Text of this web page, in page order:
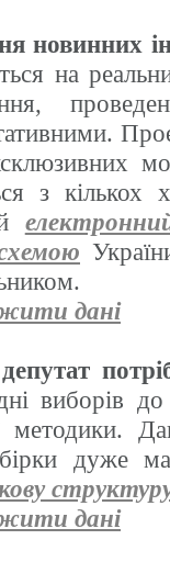
новинних
на
з
дані
виборів
методики.
дуже
дані